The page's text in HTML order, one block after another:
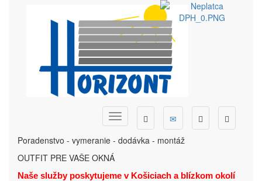
Telefón
Hľadať
Menu
Ponuka
Poradenstvo - vymeranie - dodávka - montáž
OUTFIT PRE VAŠE OKNÁ
Naše služby poskytujeme v Košiciach a blízkom okolí